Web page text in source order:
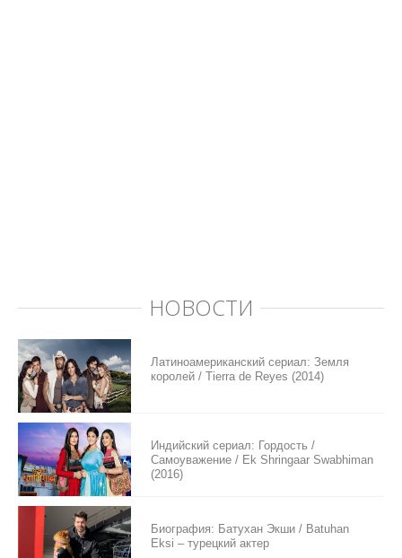
НОВОСТИ
Латиноамериканский сериал: Земля
королей / Tierra de Reyes (2014)
Индийский сериал: Гордость /
Самоуважение / Ek Shringaar Swabhiman
(2016)
Биография: Батухан Экши / Batuhan
Eksi – турецкий актер